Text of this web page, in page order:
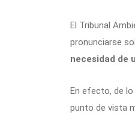
El Tribunal
pronunciarse
necesidad de
En efecto, de
punto de vista